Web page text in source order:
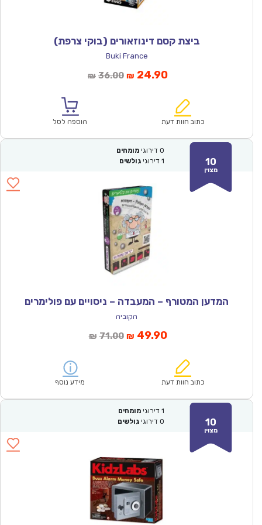
ביצת קסם דינוזאורים (בוקי צרפת)
Buki France
₪ 36.00המחיר
₪36.00.
₪ 24.90המחיר
הוא:
כתוב חוות דעת הוספה לסל
10
מצוין
0 דירוגי מומחים
1 דירוגי גולשים
המדען המטורף – המעבדה – ניסויים עם פולימרים
הקוביה
₪ 71.00המחיר
₪71.00.
₪ 49.90המחיר
הוא:
כתוב חוות דעת מידע נוסף
10
מצוין
1 דירוגי מומחים
0 דירוגי גולשים